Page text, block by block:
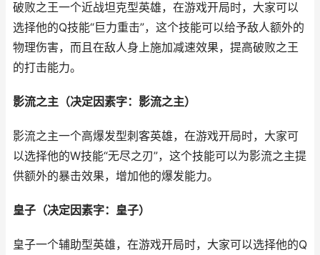
破败之王一个近战坦克型英雄，在游戏开局时，大家可以
选择他的Q技能“巨力重击”，这个技能可以给予敌人额外的
物理伤害，而且在敌人身上施加减速效果，提高破败之王
的打击能力。
影流之主（决定因素字：影流之主）
影流之主一个高爆发型刺客英雄，在游戏开局时，大家可
以选择他的W技能“无尽之刃”，这个技能可以为影流之主提
供额外的暴击效果，增加他的爆发能力。
皇子（决定因素字：皇子）
皇子一个辅助型英雄，在游戏开局时，大家可以选择他的Q